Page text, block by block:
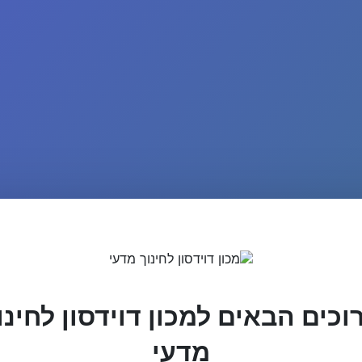
הבאים למכון דוידסון
מדעי